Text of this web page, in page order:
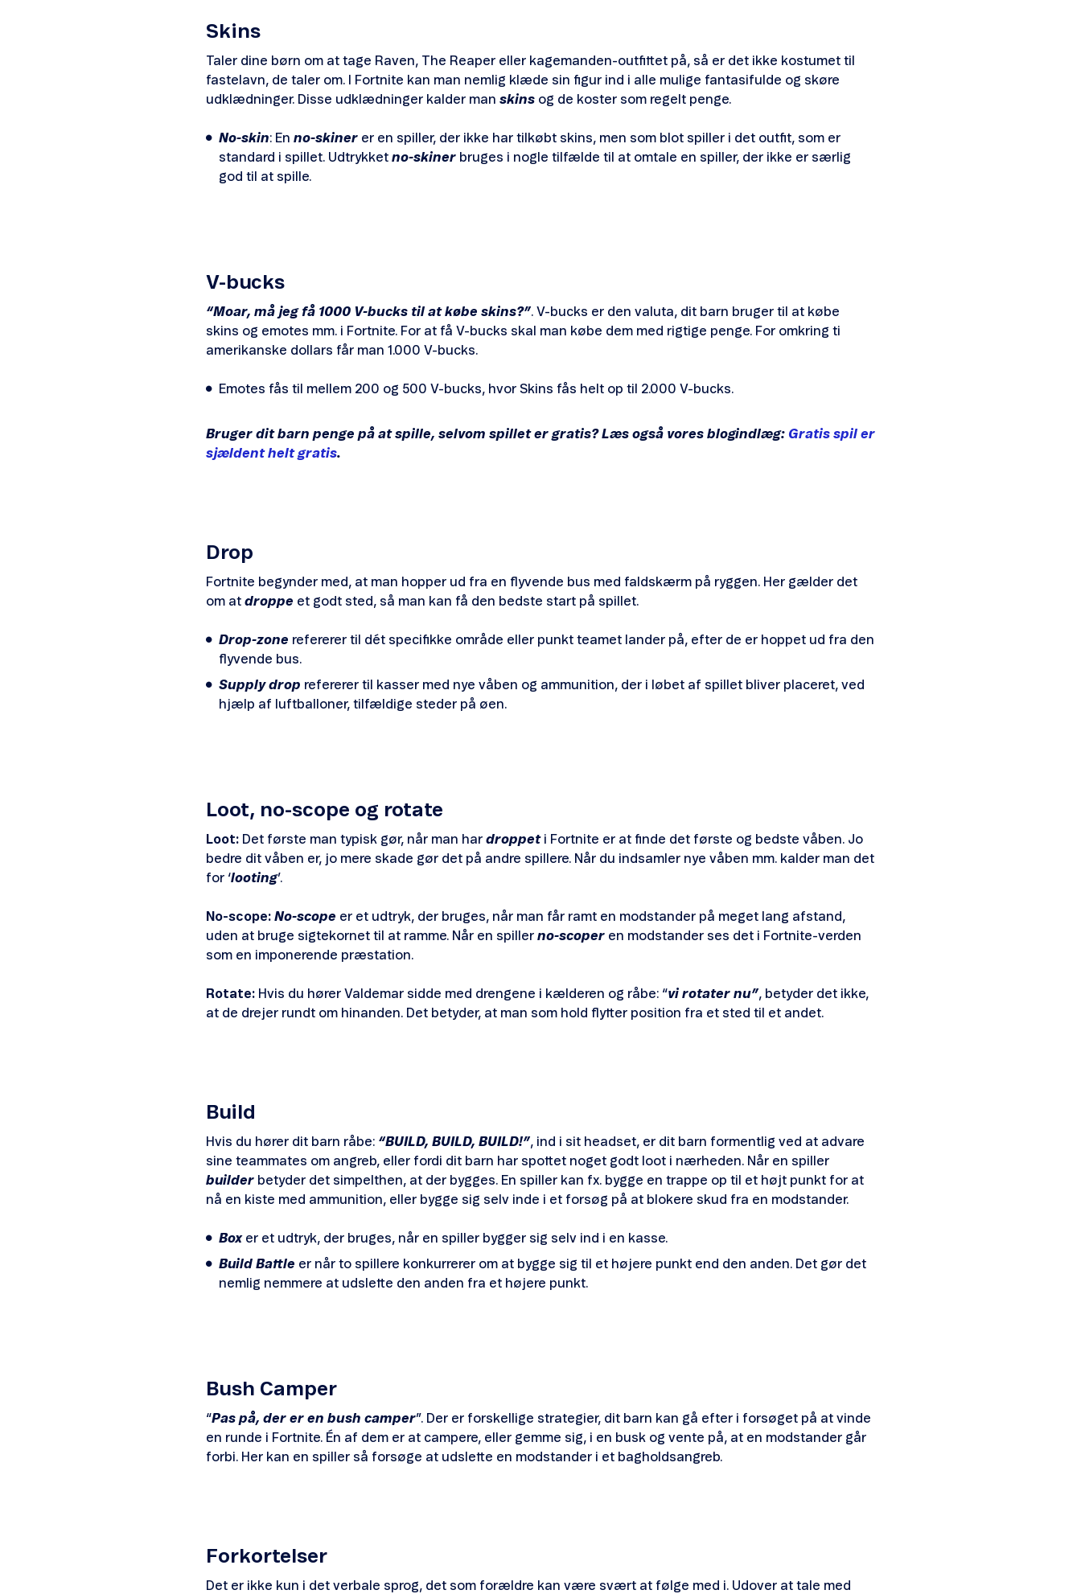
Skins
Taler dine børn om at tage Raven, The Reaper eller kagemanden-outfittet på, så er det ikke kostumet til
fastelavn, de taler om. I Fortnite kan man nemlig klæde sin figur ind i alle mulige fantasifulde og skøre
udklædninger. Disse udklædninger kalder man skins og de koster som regelt penge.
No-skin: En no-skiner er en spiller, der ikke har tilkøbt skins, men som blot spiller i det outfit, som er
standard i spillet. Udtrykket no-skiner bruges i nogle tilfælde til at omtale en spiller, der ikke er særlig
god til at spille.
V-bucks
“Moar, må jeg få 1000 V-bucks til at købe skins?”. V-bucks er den valuta, dit barn bruger til at købe
skins og emotes mm. i Fortnite. For at få V-bucks skal man købe dem med rigtige penge. For omkring ti
amerikanske dollars får man 1.000 V-bucks.
Emotes fås til mellem 200 og 500 V-bucks, hvor Skins fås helt op til 2.000 V-bucks.
Bruger dit barn penge på at spille, selvom spillet er gratis? Læs også vores blogindlæg: Gratis spil er
sjældent helt gratis.
Drop
Fortnite begynder med, at man hopper ud fra en flyvende bus med faldskærm på ryggen. Her gælder det
om at droppe et godt sted, så man kan få den bedste start på spillet.
Drop-zone refererer til dét specifikke område eller punkt teamet lander på, efter de er hoppet ud fra den
flyvende bus.
Supply drop refererer til kasser med nye våben og ammunition, der i løbet af spillet bliver placeret, ved
hjælp af luftballoner, tilfældige steder på øen.
Loot, no-scope og rotate
Loot: Det første man typisk gør, når man har droppeti Fortnite er at finde det første og bedste våben. Jo
bedre dit våben er, jo mere skade gør det på andre spillere. Når du indsamler nye våben mm. kalder man det
for ‘looting’.
No-scope: No-scope er et udtryk, der bruges, når man får ramt en modstander på meget lang afstand,
uden at bruge sigtekornet til at ramme. Når en spiller no-scoper en modstander ses det i Fortnite-verden
som en imponerende præstation.
Rotate: Hvis du hører Valdemar sidde med drengene i kælderen og råbe: “vi rotater nu”, betyder det ikke,
at de drejer rundt om hinanden. Det betyder, at man som hold flytter position fra et sted til et andet.
Build
Hvis du hører dit barn råbe: “BUILD, BUILD, BUILD!”, ind i sit headset, er dit barn formentlig ved at advare
sine teammates om angreb, eller fordi dit barn har spottet noget godt loot i nærheden. Når en spiller
builder betyder det simpelthen, at der bygges. En spiller kan fx. bygge en trappe op til et højt punkt for at
nå en kiste med ammunition, eller bygge sig selv inde i et forsøg på at blokere skud fra en modstander.
Boxer et udtryk, der bruges, når en spiller bygger sig selv ind i en kasse.
Build Battle er når to spillere konkurrerer om at bygge sig til et højere punkt end den anden. Det gør det
nemlig nemmere at udslette den anden fra et højere punkt.
Bush Camper
“Pas på, der er en bush camper”. Der er forskellige strategier, dit barn kan gå efter i forsøget på at vinde
en runde i Fortnite. Én af dem er at campere, eller gemme sig, i en busk og vente på, at en modstander går
forbi. Her kan en spiller så forsøge at udslette en modstander i et bagholdsangreb.
Forkortelser
Det er ikke kun i det verbale sprog, det som forældre kan være svært at følge med i. Udover at tale med